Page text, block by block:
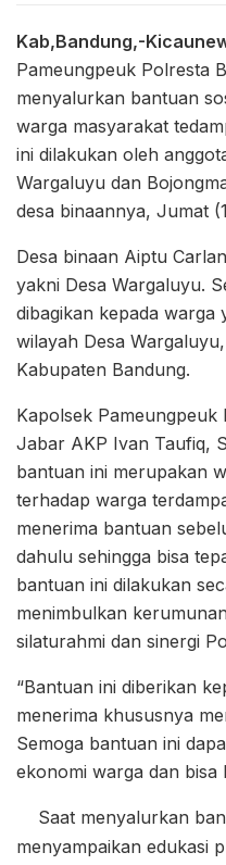
Kab,Bandung,-
Pameungpeuk Polresta
menyalurkan bantuan
warga masyarakat
ini dilakukan oleh
Wargaluyu dan
desa binaannya, Jumat
Desa binaan Aiptu
yakni Desa Wargaluyu.
dibagikan kepada warga
wilayah Desa
Kabupaten Bandung.
Kapolsek Pameungpeuk
Jabar AKP Ivan Taufiq,
bantuan ini merupakan
terhadap warga
menerima bantuan
dahulu sehingga bisa
bantuan ini dilakukan
menimbulkan
silaturahmi dan sinergi
“Bantuan ini diberikan
menerima khususnya
Semoga bantuan ini
ekonomi warga dan bisa
Saat menyalurkan
menyampaikan edukasi